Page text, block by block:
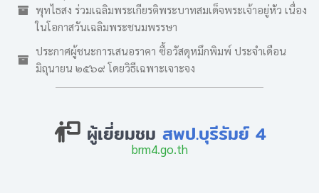
พุทไธสง ร่วมเฉลิมพระเกียรติพระบาทสมเด็จพระเจ้าอยู่หัว เนื่อง
ในโอกาสวันเฉลิมพระชนมพรรษา
ประกาศผู้ชนะการเสนอราคา ซื้อวัสดุหมึกพิมพ์ ประจำเดือน
มิถุนายน ๒๕๖๙ โดยวิธีเฉพาะเจาะจง
ผู้เยี่ยมชม สพป.บุรีรัมย์ 4
brm4.go.th